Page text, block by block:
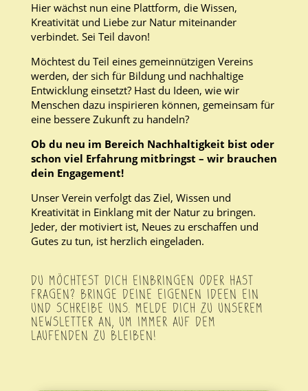
Hier wächst nun eine Plattform, die Wissen,
Kreativität und Liebe zur Natur miteinander
verbindet. Sei Teil davon!
Möchtest du Teil eines gemeinnützigen Vereins
werden, der sich für Bildung und nachhaltige
Entwicklung einsetzt? Hast du Ideen, wie wir
Menschen dazu inspirieren können, gemeinsam für
eine bessere Zukunft zu handeln?
Ob du neu im Bereich Nachhaltigkeit bist oder
schon viel Erfahrung mitbringst – wir brauchen
dein Engagement!
Unser Verein verfolgt das Ziel, Wissen und
Kreativität in Einklang mit der Natur zu bringen.
Jeder, der motiviert ist, Neues zu erschaffen und
Gutes zu tun, ist herzlich eingeladen.
DU MÖCHTEST DICH EINBRINGEN ODER HAST
FRAGEN? BRINGE DEINE EIGENEN IDEEN EIN
UND SCHREIBE UNS. MELDE DICH ZU UNSEREM
NEWSLETTER AN, UM IMMER AUF DEM
LAUFENDEN ZU BLEIBEN!